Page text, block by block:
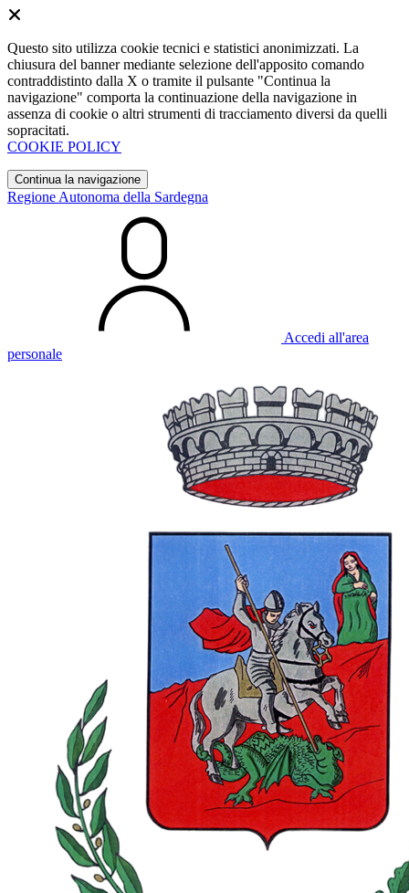
Questo sito utilizza cookie tecnici e statistici anonimizzati. La
chiusura del banner mediante selezione dell'apposito comando
contraddistinto dalla X o tramite il pulsante "Continua la
navigazione" comporta la continuazione della navigazione in
assenza di cookie o altri strumenti di tracciamento diversi da quelli
sopracitati.
COOKIE POLICY
Continua la navigazione
Regione Autonoma della Sardegna
Accedi all'area
personale